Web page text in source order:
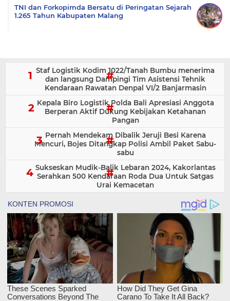
TNI dan Forkopimda Bersatu di Peringatan Sejarah
1.265 Tahun Kabupaten Malang
Staf Logistik Kodim 1022/Tanah Bumbu menerima
dan langsung Dampingi Tim Asistensi Tehnik
Kendaraan Rawatan Denpal VI/2 Banjarmasin
Kepala Biro Logistik Polda Bali Apresiasi Anggota
Berperan Aktif Dukung Kebijakan Ketahanan
Pangan
Pernah Mendekam Dibalik Jeruji Besi Karena
Mencuri, Bojes Ditangkap Polisi Ambil Paket Sabu-
sabu
Sukseskan Mudik-Balik Lebaran 2024, Kakorlantas
Serahkan 500 Kendaraan Roda Dua Untuk Satgas
Urai Kemacetan